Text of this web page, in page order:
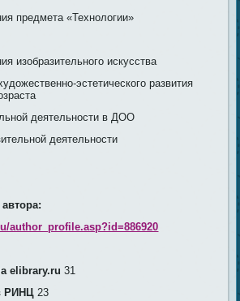
предмета «Технологии»
изобразительного искусства
эстетического развития
деятельности в ДОО
деятельности
author_profile.asp?id=886920
elibrary.ru31
РИНЦ23